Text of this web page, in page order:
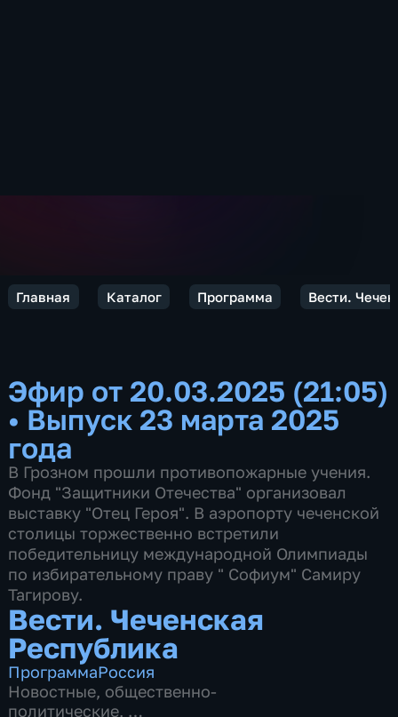
Главная Каталог Программа Вести.
Эфир от 20.03.2025 (21:05)
• Выпуск 23 марта 2025
года
В Грозном прошли противопожарные учения.
Фонд "Защитники Отечества" организовал
выставку "Отец Героя". В аэропорту чеченской
столицы торжественно встретили
победительницу международной Олимпиады
по избирательному праву " Софиум" Самиру
Тагирову.
Вести. Чеченская
Республика
ПрограммаРоссия
Новостные, общественно-
политические,